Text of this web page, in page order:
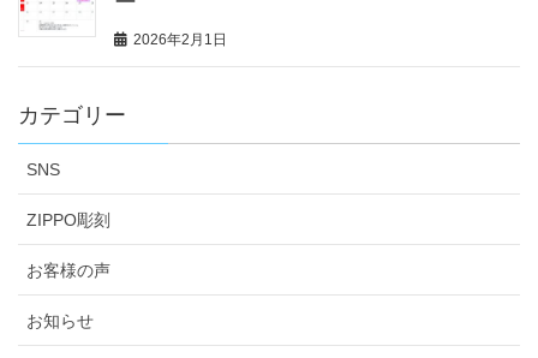
2026年2月1日
カテゴリー
SNS
ZIPPO彫刻
お客様の声
お知らせ